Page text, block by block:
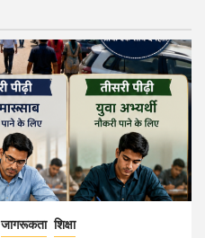
जागरूकता शिक्षा